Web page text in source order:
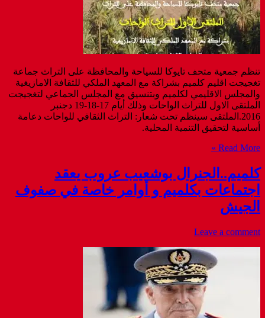
تنظم جمعية متحف تايوكا للسياحة والمحافظة على التراث جماعة
تغجيجت اقليم كلميم بشراكة مع المعهد الملكي للثقافة الامازيغية
والمجلس الاقليمي لكلميم وبتنسيق مع المجلس الجماعي لتغجيجت
الملتقى الاول للتراث الواحات وذلك أيام 17-18-19 دجنبر
2016.الملتقى سينظم تحت شعار: التراث الثقافي للواحات دعامة
أساسية لتحقيق التنمية المحلية.
Read More »
كلميم..الجنرال بوشعيب عروب يعقد
اجتماعات بكلميم و أوامر خاصة في صفوف
الجيش
Leave a comment